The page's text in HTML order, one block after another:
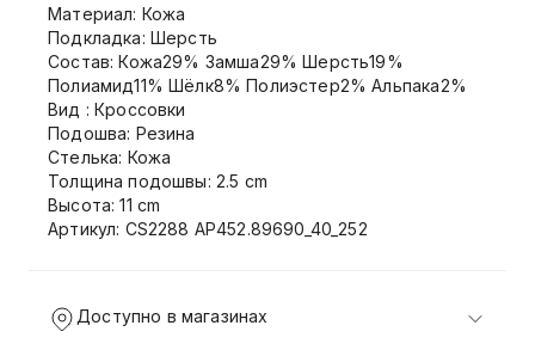
Материал: Кожа
Подкладка: Шерсть
Состав: Кожа29% Замша29% Шерсть19%
Полиамид11% Шёлк8% Полиэстер2% Альпака2%
Вид : Кроссовки
Подошва: Резина
Стелька: Кожа
Толщина подошвы: 2.5 cm
Высота: 11 cm
Артикул: CS2288 AP452.89690_40_252
Доступно в магазинах